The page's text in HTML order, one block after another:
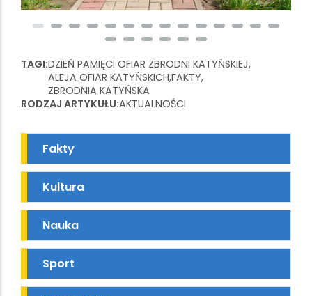
TAGI DZIEŃ PAMIĘCI OFIAR ZBRODNI KATYŃSKIEJ
ALEJA OFIAR KATYŃSKICH FAKTY
ZBRODNIA KATYŃSKA
RODZAJ ARTYKUŁU AKTUALNOŚCI
Fakty
Kultura
Nauka
Sport